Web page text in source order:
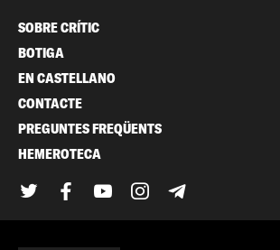
SOBRE CRÍTIC
BOTIGA
EN CASTELLANO
CONTACTE
PREGUNTES FREQÜENTS
HEMEROTECA
TwitterFacebook
YouTubeInstagram